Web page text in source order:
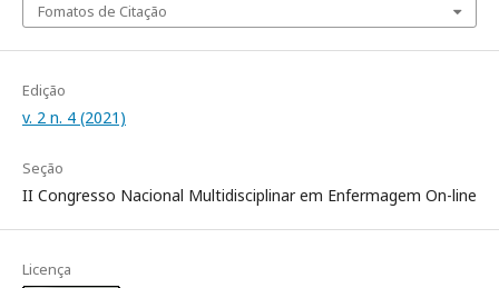
Fomatos de Citação
Edição
v. 2 n. 4 (2021)
Seção
II Congresso Nacional Multidisciplinar em Enfermagem On-line
Licença